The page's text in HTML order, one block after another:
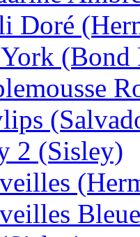
Doré
(Bond
2 (Sisley)